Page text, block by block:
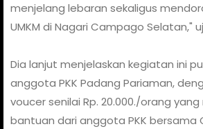
menjelang lebaran sekaligus
UMKM di Nagari Campago Selatan,"
Dia lanjut menjelaskan kegiatan ini
anggota PKK Padang Pariaman,
voucer senilai Rp. 20.000./orang
bantuan dari anggota PKK bersama